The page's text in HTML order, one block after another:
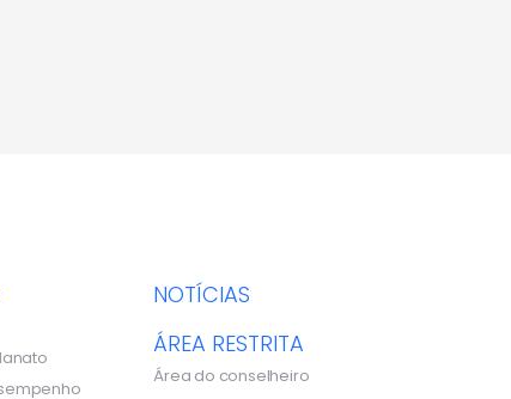
NOTÍCIAS
ÁREA RESTRITA
Área do conselheiro